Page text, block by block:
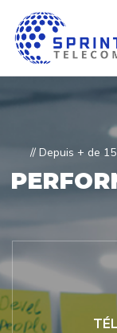
// Depuis + de